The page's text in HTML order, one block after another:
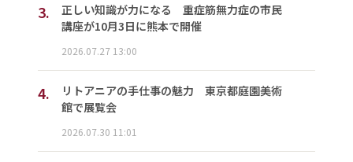
3.
正しい知識が力になる 重症筋無力症の市民
講座が10月3日に熊本で開催
2026.07.27 13:00
4.
リトアニアの手仕事の魅力 東京都庭園美術
館で展覧会
2026.07.30 11:01